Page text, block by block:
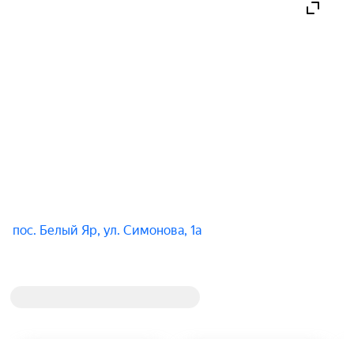
пос. Белый Яр, ул. Симонова, 1а